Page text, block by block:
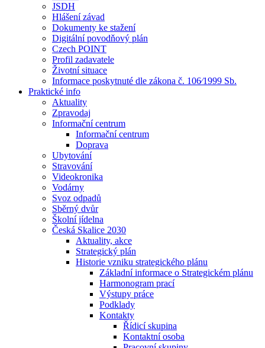
JSDH
Hlášení závad
Dokumenty ke stažení
Digitální povodňový plán
Czech POINT
Profil zadavatele
Životní situace
Informace poskytnuté dle zákona č. 106⁄1999 Sb.
Praktické info
Aktuality
Zpravodaj
Informační centrum
Informační centrum
Doprava
Ubytování
Stravování
Videokronika
Vodárny
Svoz odpadů
Sběrný dvůr
Školní jídelna
Česká Skalice 2030
Aktuality, akce
Strategický plán
Historie vzniku strategického plánu
Základní informace o Strategickém plánu
Harmonogram prací
Výstupy práce
Podklady
Kontakty
Řídicí skupina
Kontaktní osoba